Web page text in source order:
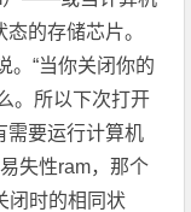
的存储芯片。
。“当你关闭你的
。所以下次打开
需要运行计算机
失性ram，那个
闭时的相同状